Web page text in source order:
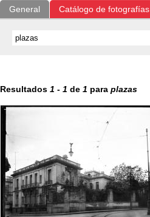
General Catálogo de fotografías
Resultados 1 - 1 de 1 para plazas